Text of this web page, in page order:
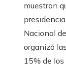
muestran
Nacional
organizó
15% de